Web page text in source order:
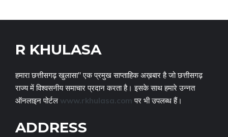
R KHULASA
हमारा छत्तीसगढ़ खुलासा" एक प्रमुख साप्ताहिक अख़बार है जो छत्तीसगढ़
राज्य में विश्वसनीय समाचार प्रदान करता है। इसके साथ हमारे उन्नत
ऑनलाइन पोर्टल www.rkhulasa.com पर भी उपलब्ध हैं।
ADDRESS